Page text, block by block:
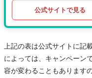
公式サイトで見る
上記の表は公式サイトに記
によっては、キャンペーン
容が変わることもあります